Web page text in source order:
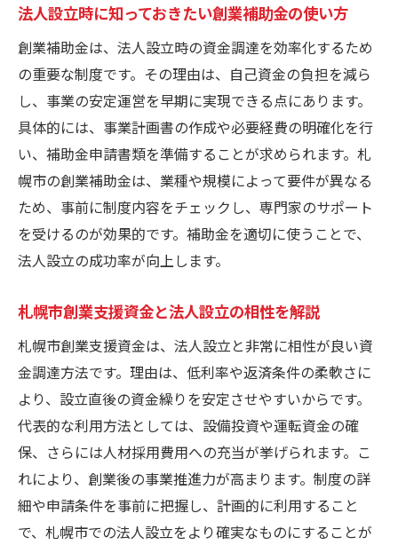
法人設立時に知っておきたい創業補助金の使い方
創業補助金は、法人設立時の資金調達を効率化するため
の重要な制度です。その理由は、自己資金の負担を減ら
し、事業の安定運営を早期に実現できる点にあります。
具体的には、事業計画書の作成や必要経費の明確化を行
い、補助金申請書類を準備することが求められます。札
幌市の創業補助金は、業種や規模によって要件が異なる
ため、事前に制度内容をチェックし、専門家のサポート
を受けるのが効果的です。補助金を適切に使うことで、
法人設立の成功率が向上します。
札幌市創業支援資金と法人設立の相性を解説
札幌市創業支援資金は、法人設立と非常に相性が良い資
金調達方法です。理由は、低利率や返済条件の柔軟さに
より、設立直後の資金繰りを安定させやすいからです。
代表的な利用方法としては、設備投資や運転資金の確
保、さらには人材採用費用への充当が挙げられます。こ
れにより、創業後の事業推進力が高まります。制度の詳
細や申請条件を事前に把握し、計画的に利用すること
で、札幌市での法人設立をより確実なものにすることが